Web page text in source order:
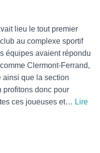
lieu le tout premier
au complexe sportif
équipes avaient répondu
Clermont-Ferrand,
ainsi que la section
profitons donc pour
ces joueuses et… Lire